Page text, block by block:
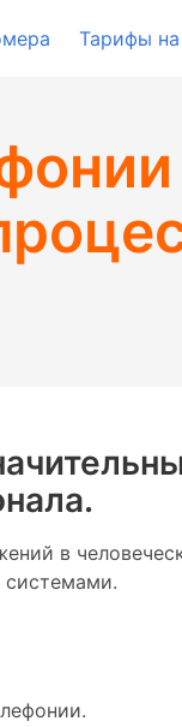
Тарифы на
в
системами.